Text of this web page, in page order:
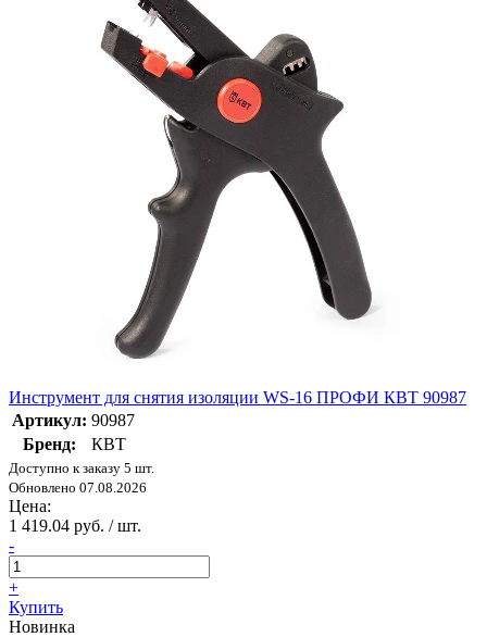
Инструмент для снятия изоляции WS-16 ПРОФИ КВТ 90987
Артикул: 90987
Бренд:
КВТ
Доступно к заказу 5 шт.
Обновлено 07.08.2026
Цена:
1 419.04 руб. / шт.
-
+
Купить
Новинка